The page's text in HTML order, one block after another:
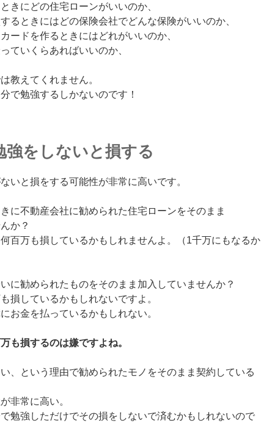
きにどの住宅ローンがいいのか、
するときにはどの保険会社でどんな保険がいいのか、
ードを作るときにはどれがいいのか、
ていくらあればいいのか、
教えてくれません。
で勉強するしかないのです！
強をしないと損する
いと損をする可能性が非常に高いです。
に不動産会社に勧められた住宅ローンをそのまま
か？
百万も損しているかもしれませんよ。（1千万にもなるか
に勧められたものをそのまま加入していませんか？
損しているかもしれないですよ。
お金を払っているかもしれない。
も損するのは嫌ですよね。
、という理由で勧められたモノをそのまま契約している
非常に高い。
勉強しただけでその損をしないで済むかもしれないので